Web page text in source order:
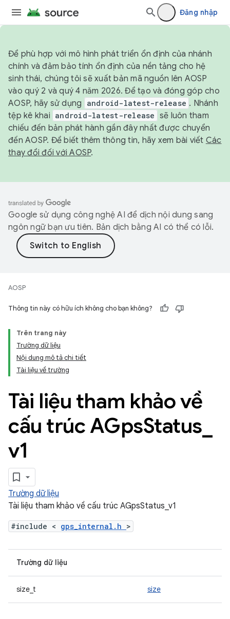
Đăng nhập
Để phù hợp với mô hình phát triển ổn định của nhánh
chính và đảm bảo tính ổn định của nền tảng cho hệ
sinh thái, chúng tôi sẽ xuất bản mã nguồn lên AOSP
vào quý 2 và quý 4 năm 2026. Để tạo và đóng góp cho
AOSP, hãy sử dụng
android-latest-release . Nhánh
tệp kê khai android-latest-release sẽ luôn tham
chiếu đến bản phát hành gần đây nhất được chuyển
đến AOSP. Để biết thêm thông tin, hãy xem bài viết Các
thay đổi đối với AOSP.
Google sử dụng công nghệ AI để dịch nội dung sang
ngôn ngữ bạn ưu tiên. Bản dịch bằng AI có thể có lỗi.
AOSP
Thông tin này có hữu ích không cho bạn không?
Trên trang này
Trường dữ liệu
Nội dung mô tả chi tiết
Tài liệu về trường
Tài liệu tham khảo về
cấu trúc AGpsStatus
v1
Trường dữ liệu
Tài liệu tham khảo về cấu trúc AGpsStatus_v1
#include < gps_internal.h >
Trường dữ liệu
size_t size